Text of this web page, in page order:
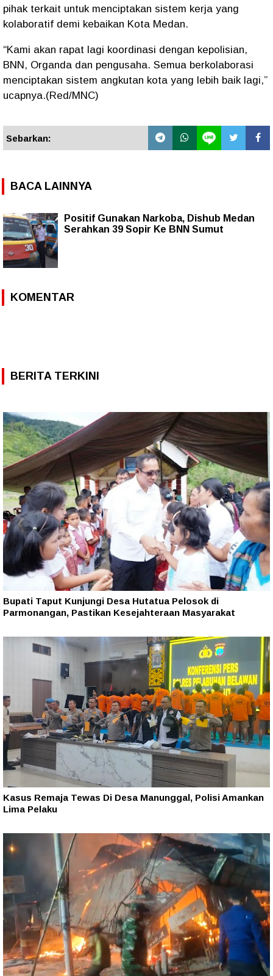
pihak terkait untuk menciptakan sistem kerja yang
kolaboratif demi kebaikan Kota Medan.
“Kami akan rapat lagi koordinasi dengan kepolisian,
BNN, Organda dan pengusaha. Semua berkolaborasi
menciptakan sistem angkutan kota yang lebih baik lagi,”
ucapnya.(Red/MNC)
Sebarkan:
BACA LAINNYA
Positif Gunakan Narkoba, Dishub Medan
Serahkan 39 Sopir Ke BNN Sumut
KOMENTAR
BERITA TERKINI
Bupati Taput Kunjungi Desa Hutatua Pelosok di
Parmonangan, Pastikan Kesejahteraan Masyarakat
Kasus Remaja Tewas Di Desa Manunggal, Polisi Amankan
Lima Pelaku